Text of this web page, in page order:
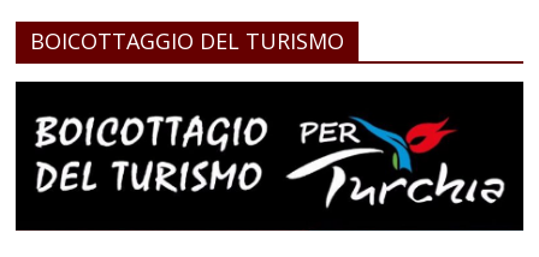
BOICOTTAGGIO DEL TURISMO